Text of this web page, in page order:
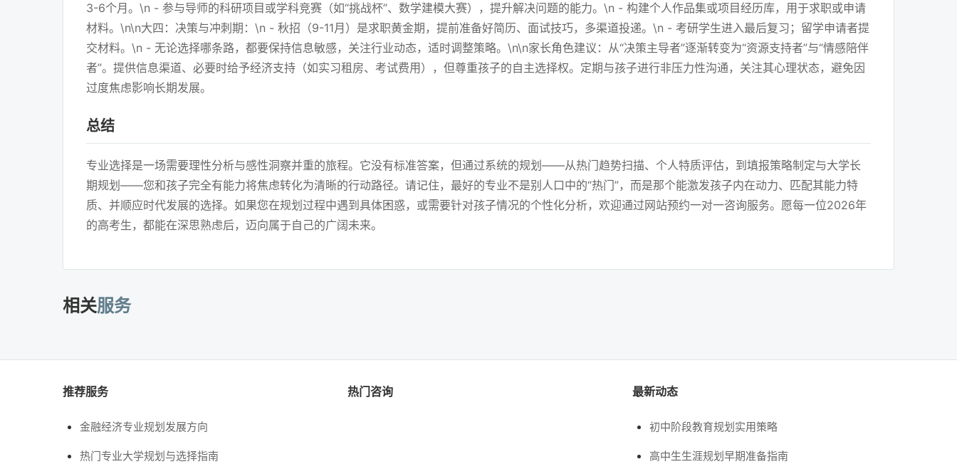
3-6个月。\n - 参与导师的科研项目或学科竞赛（如“挑战杯”、数学建模大赛），提升解决问题的能力。\n - 构建个人作品集或项目经历库，用于求职或申请
材料。\n\n大四：决策与冲刺期：\n - 秋招（9-11月）是求职黄金期，提前准备好简历、面试技巧，多渠道投递。\n - 考研学生进入最后复习；留学申请者提
交材料。\n - 无论选择哪条路，都要保持信息敏感，关注行业动态，适时调整策略。\n\n家长角色建议：从“决策主导者”逐渐转变为“资源支持者”与“情感陪伴
者”。提供信息渠道、必要时给予经济支持（如实习租房、考试费用），但尊重孩子的自主选择权。定期与孩子进行非压力性沟通，关注其心理状态，避免因
过度焦虑影响长期发展。
总结
专业选择是一场需要理性分析与感性洞察并重的旅程。它没有标准答案，但通过系统的规划——从热门趋势扫描、个人特质评估，到填报策略制定与大学长
期规划——您和孩子完全有能力将焦虑转化为清晰的行动路径。请记住，最好的专业不是别人口中的“热门”，而是那个能激发孩子内在动力、匹配其能力特
质、并顺应时代发展的选择。如果您在规划过程中遇到具体困惑，或需要针对孩子情况的个性化分析，欢迎通过网站预约一对一咨询服务。愿每一位2026年
的高考生，都能在深思熟虑后，迈向属于自己的广阔未来。
相关服务
推荐服务
金融经济专业规划发展方向
热门专业大学规划与选择指南
热门咨询 最新动态
初中阶段教育规划实用策略
高中生生涯规划早期准备指南